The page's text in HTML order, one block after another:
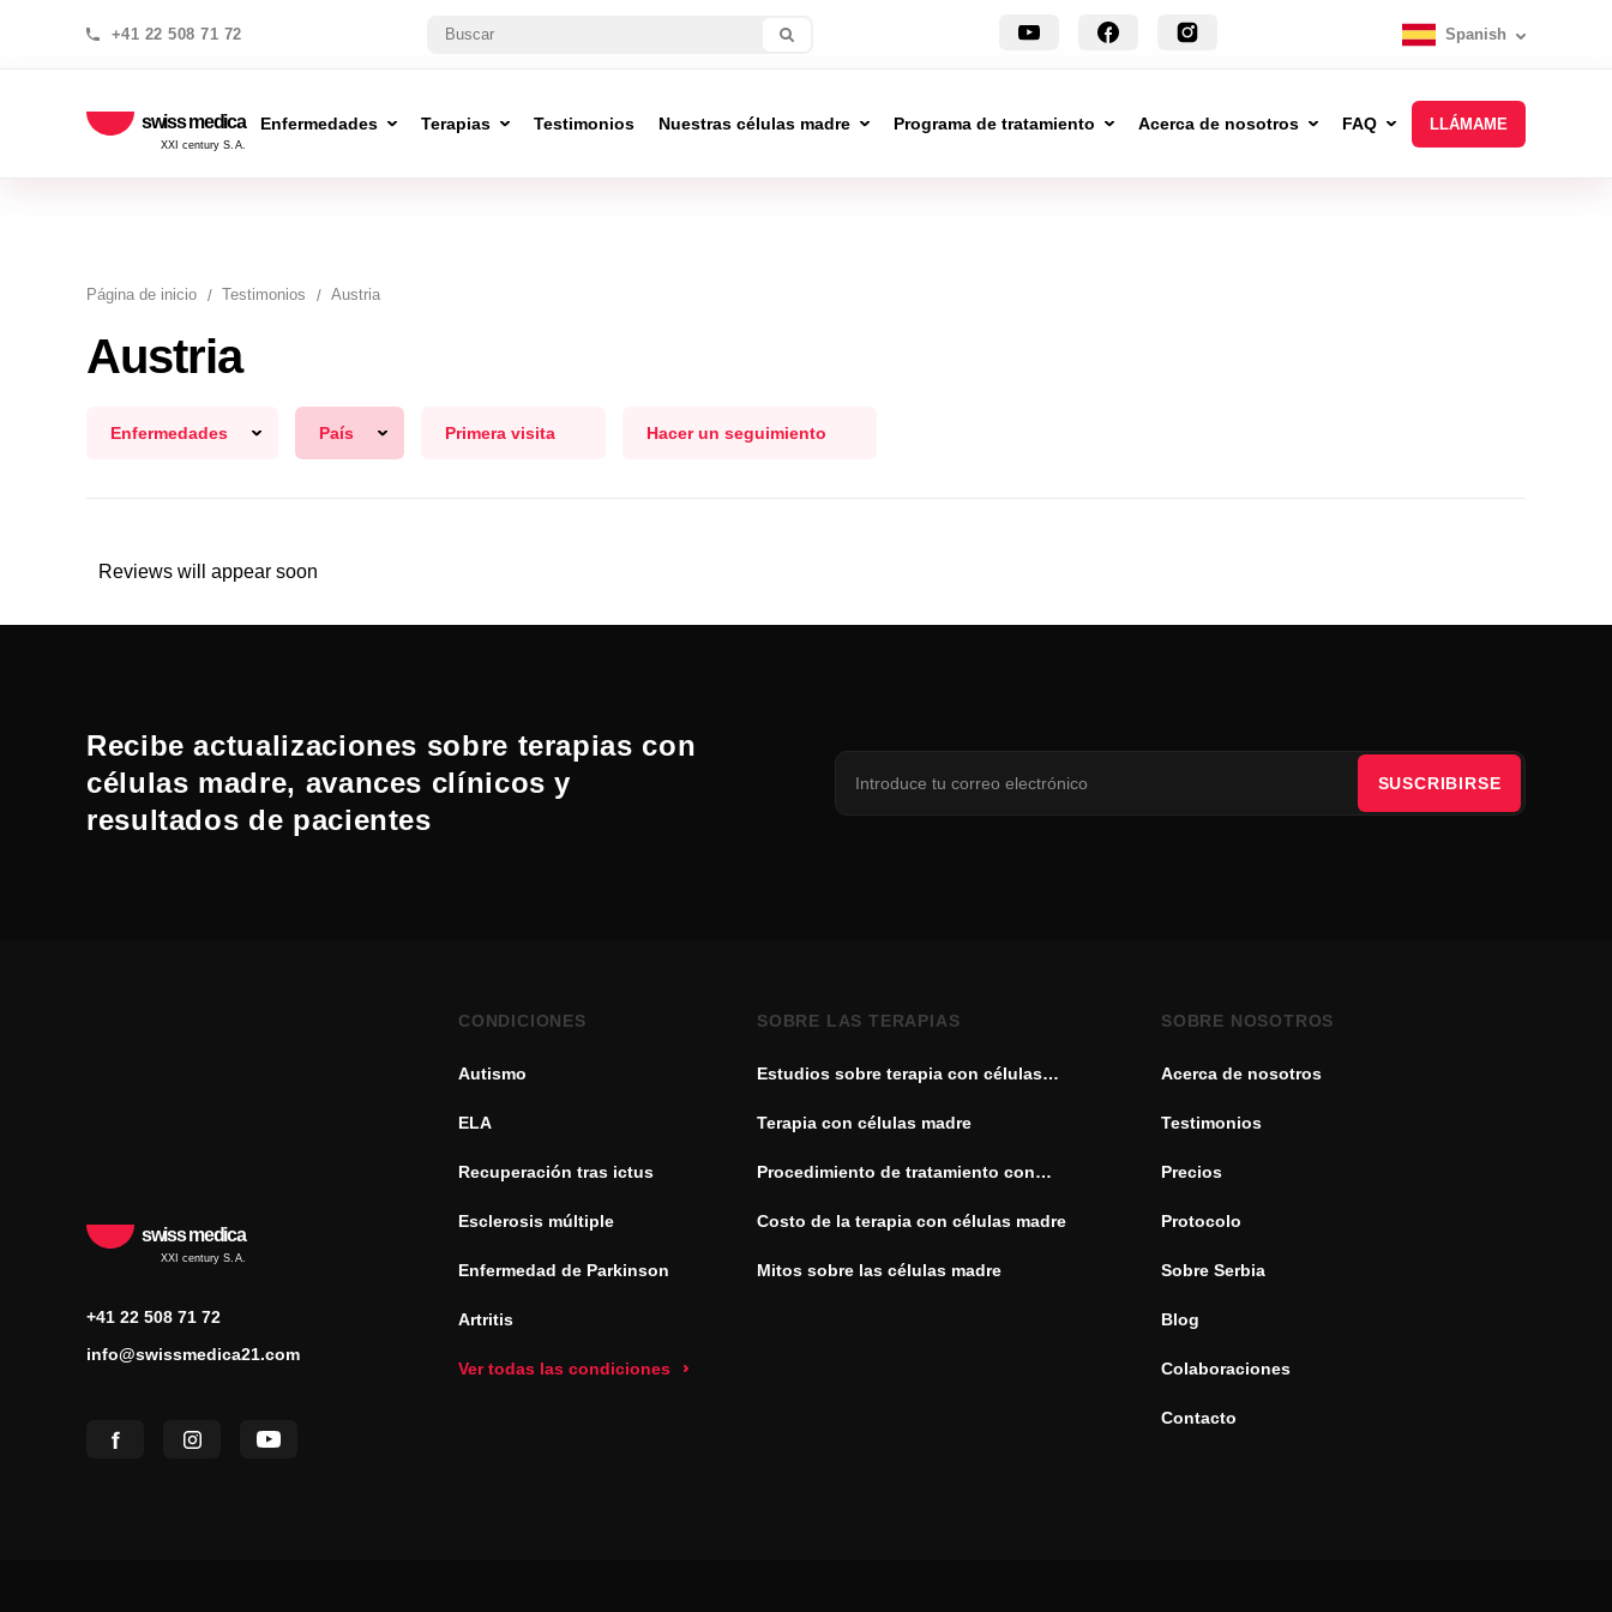
+41 22 508 71 72 Spanish
swiss medica
XXI century S.A.
Enfermedades Terapias Testimonios Nuestras células madre Programa de tratamiento Acerca de nosotros FAQ LLÁMAME
Página de inicio Testimonios Austria
Austria
Enfermedades País Primera visita Hacer un seguimiento
Reviews will appear soon
Recibe actualizaciones sobre terapias con
células madre, avances clínicos y
resultados de pacientes
SUSCRIBIRSE
swiss medica
XXI century S.A.
+41 22 508 71 72
info@swissmedica21.com
CONDICIONES
Autismo
ELA
Recuperación tras ictus
Esclerosis múltiple
Enfermedad de Parkinson
Artritis
Ver todas las condiciones
SOBRE LAS TERAPIAS
Estudios sobre terapia con células
Terapia con células madre
Procedimiento de tratamiento con
Costo de la terapia con células madre
Mitos sobre las células madre
SOBRE NOSOTROS
Acerca de nosotros
Testimonios
Precios
Protocolo
Sobre Serbia
Blog
Colaboraciones
Contacto